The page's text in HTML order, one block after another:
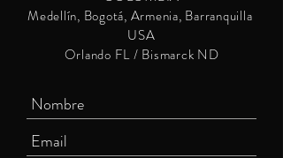
Medellín, Bogotá, Armenia, Barranquilla
USA
Orlando FL / Bismarck ND